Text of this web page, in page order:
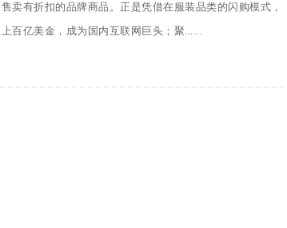
卖有折扣的品牌商品。正是凭借在服装品类的闪购模式，
百亿美金，成为国内互联网巨头；聚......